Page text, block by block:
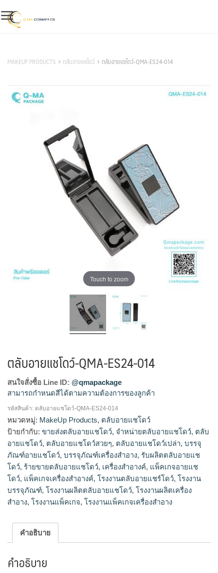
to
content
MAKEUP PRODUCTS ตลับอายแชโดว์ ตลับอายแชโดว์-QMA-ES24-014
Touch to zoom
ตลับอายแชโดว์-QMA-ES24-014
สนใจสั่งซื้อ Line ID: @qmapackage
สามารถกำหนดสีได้ตามความต้องการของลูกค้า
โรงงานผลิตตลับอายแชโดว์,รับผลิตตลับอายแชโดว์,ขายส่งตลับ
อายแชโดว์,จำหน่ายตลับอายแชโดว์,ร้ายขายตลับอายแช
โดว์,ตลับอายแชโดว์สวยๆ,ตลับอายแชโดว์เปล่า
รหัสสินค้า: ตลับอายแชโดว์-QMA-ES24-014
หมวดหมู่: MakeUp Products, ตลับอายแชโดว์
ป้ายกำกับ: ขายส่งตลับอายแชโดว์, จำหน่ายตลับอายแชโดว์, ตลับ
อายแชโดว์, ตลับอายแชโดว์สวยๆ, ตลับอายแชโดว์เปล่า, บรรจุ
ภัณฑ์อายแชโดว์, บรรจุภัณฑ์เครื่องสำอาง, รับผลิตตลับอายแช
โดว์, ร้ายขายตลับอายแชโดว์, เครื่องสำอางค์, แพ็คเกจอายแช
โดว์, แพ็คเกจเครื่องสำอางค์, โรงงานตลับอายแชร์โดว์, โรงงาน
บรรจุภัณฑ์, โรงงานผลิตตลับอายแชโดว์, โรงงานผลิตเครื่อง
สำอาง, โรงงานแพ็คเกจ, โรงงานแพ็คเกจเครื่องสำอาง
คำอธิบาย
คำอธิบาย